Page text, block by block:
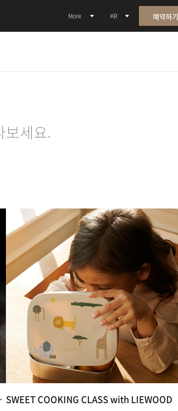
More KR 예약하기
세요.
드워드 권 SWEET COOKING CLASS with LIEWOOD